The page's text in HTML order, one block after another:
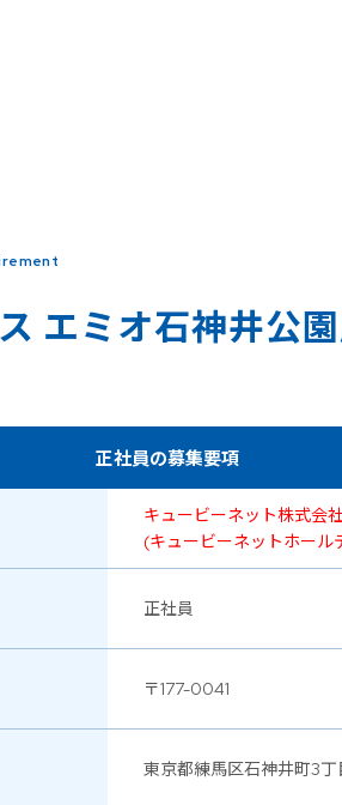
qb-recruit.com/public_html/wp-content/
エミオ石神井公
正社員の募集要項
キュービーネット株式会
(キュービーネットホール
正社員
〒177-0041
東京都練馬区石神井町3